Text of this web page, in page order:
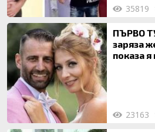
35819
ПЪРВО
заряза
показа
23163